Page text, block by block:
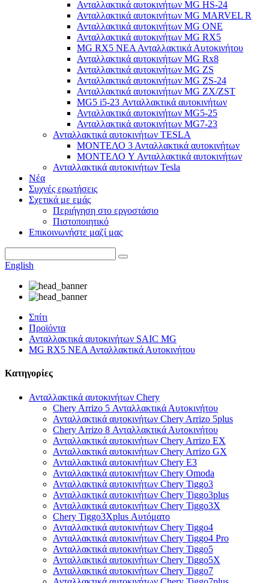
Ανταλλακτικά αυτοκινήτων MG HS-24
Ανταλλακτικά αυτοκινήτων MG MARVEL R
Ανταλλακτικά αυτοκινήτων MG ONE
Ανταλλακτικά αυτοκινήτων MG RX5
MG RX5 ΝΕΑ Ανταλλακτικά Αυτοκινήτου
Ανταλλακτικά αυτοκινήτων MG Rx8
Ανταλλακτικά αυτοκινήτων MG ZS
Ανταλλακτικά αυτοκινήτων MG ZS-24
Ανταλλακτικά αυτοκινήτων MG ZX/ZST
MG5 i5-23 Ανταλλακτικά αυτοκινήτων
Ανταλλακτικά αυτοκινήτων MG5-25
Ανταλλακτικά αυτοκινήτων MG7-23
Ανταλλακτικά αυτοκινήτων TESLA
ΜΟΝΤΕΛΟ 3 Ανταλλακτικά αυτοκινήτων
ΜΟΝΤΕΛΟ Y Ανταλλακτικά αυτοκινήτων
Ανταλλακτικά αυτοκινήτων Tesla
Νέα
Συχνές ερωτήσεις
Σχετικά με εμάς
Περιήγηση στο εργοστάσιο
Πιστοποιητικό
Επικοινωνήστε μαζί μας
English
Σπίτι
Προϊόντα
Ανταλλακτικά αυτοκινήτων SAIC MG
MG RX5 ΝΕΑ Ανταλλακτικά Αυτοκινήτου
Κατηγορίες
Ανταλλακτικά αυτοκινήτων Chery
Chery Arrizo 5 Ανταλλακτικά Αυτοκινήτου
Ανταλλακτικά αυτοκινήτων Chery Arrizo 5plus
Chery Arrizo 8 Ανταλλακτικά Αυτοκινήτου
Ανταλλακτικά αυτοκινήτων Chery Arrizo EX
Ανταλλακτικά αυτοκινήτων Chery Arrizo GX
Ανταλλακτικά αυτοκινήτων Chery E3
Ανταλλακτικά αυτοκινήτων Chery Omoda
Ανταλλακτικά αυτοκινήτων Chery Tiggo3
Ανταλλακτικά αυτοκινήτων Chery Tiggo3plus
Ανταλλακτικά αυτοκινήτων Chery Tiggo3X
Chery Tiggo3Xplus Αυτόματο
Ανταλλακτικά αυτοκινήτων Chery Tiggo4
Ανταλλακτικά αυτοκινήτων Chery Tiggo4 Pro
Ανταλλακτικά αυτοκινήτων Chery Tiggo5
Ανταλλακτικά αυτοκινήτων Chery Tiggo5X
Ανταλλακτικά αυτοκινήτων Chery Tiggo7